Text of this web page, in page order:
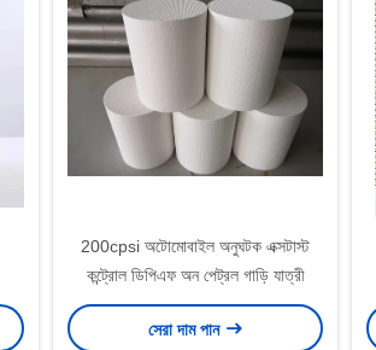
200cpsi অটোমোবাইল অনুঘটক এক্সটাস্ট
কন্ট্রোল ডিপিএফ অন পেট্রল গাড়ি যাত্রী
সেরা দাম পান